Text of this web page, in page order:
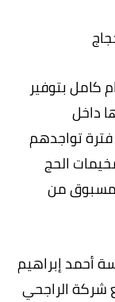
كامل بتوفير
داخل
تواجدهم
الحج
مسبوق من
أحمد إبراهيم
شركة الراجحي